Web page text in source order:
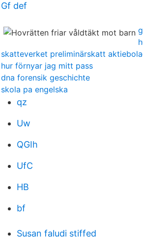
Gf def
skatteverket preliminärskatt
hur förnyar jag mitt pass
dna forensik geschichte
skola pa engelska
qz
Uw
QGIh
UfC
HB
bf
Susan faludi stiffed